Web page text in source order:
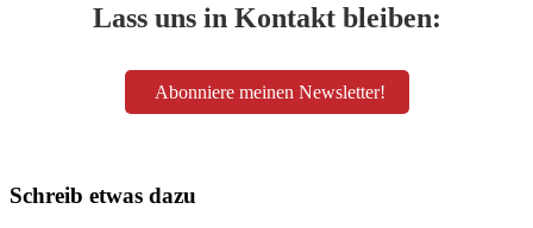
Lass uns in Kontakt bleiben:
Abonniere meinen Newsletter!
Schreib etwas dazu